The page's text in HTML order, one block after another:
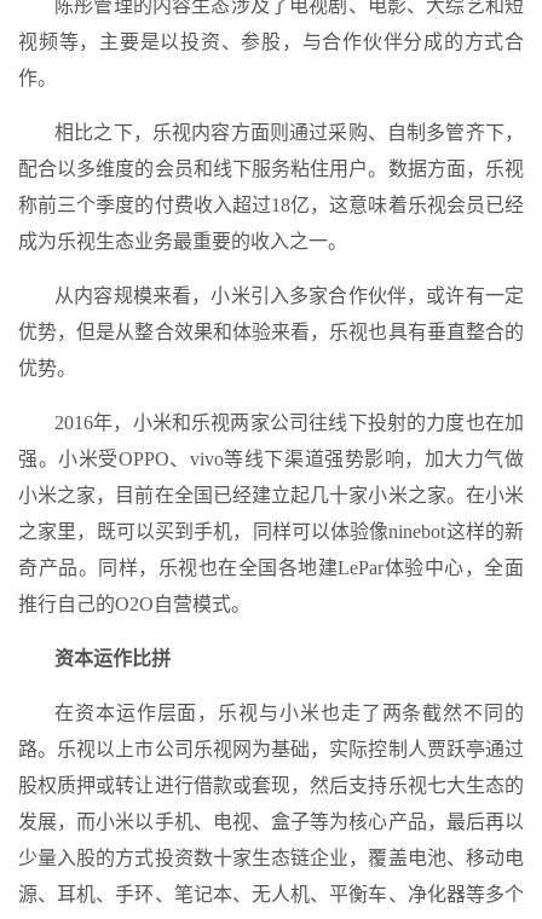
陈彤管理的内容生态涉及了电视剧、电影、大综艺和短
视频等，主要是以投资、参股，与合作伙伴分成的方式合
作。
相比之下，乐视内容方面则通过采购、自制多管齐下，
配合以多维度的会员和线下服务粘住用户。数据方面，乐视
称前三个季度的付费收入超过18亿，这意味着乐视会员已经
成为乐视生态业务最重要的收入之一。
从内容规模来看，小米引入多家合作伙伴，或许有一定
优势，但是从整合效果和体验来看，乐视也具有垂直整合的
优势。
2016年，小米和乐视两家公司往线下投射的力度也在加
强。小米受OPPO、vivo等线下渠道强势影响，加大力气做
小米之家，目前在全国已经建立起几十家小米之家。在小米
之家里，既可以买到手机，同样可以体验像ninebot这样的新
奇产品。同样，乐视也在全国各地建LePar体验中心，全面
推行自己的O2O自营模式。
资本运作比拼
在资本运作层面，乐视与小米也走了两条截然不同的
路。乐视以上市公司乐视网为基础，实际控制人贾跃亭通过
股权质押或转让进行借款或套现，然后支持乐视七大生态的
发展，而小米以手机、电视、盒子等为核心产品，最后再以
少量入股的方式投资数十家生态链企业，覆盖电池、移动电
源、耳机、手环、笔记本、无人机、平衡车、净化器等多个